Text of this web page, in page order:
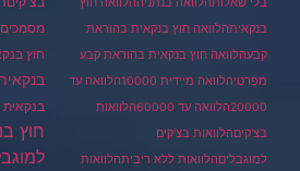
בנקאיתהלוואה חוץ בנקאית בהוראת
קבעהלוואה חוץ בנקאית בהוראת קבע
מפרטיהלוואה מיידית 10000
הלוואה עד
20000הלוואה עד 60000
הלוואות
בצ'קיםהלוואות בצ'קים
למוגבליםהלוואות ללא ריביתהלוואות
מסמכים
חוץ
חוץ